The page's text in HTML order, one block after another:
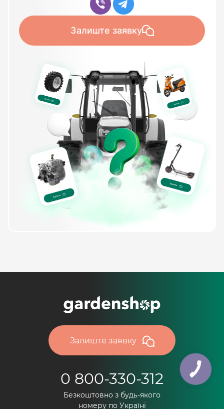
Залиште заявку
Залиште заявку
0 800-330-312
Безкоштовно з будь-якого
номеру по Україні